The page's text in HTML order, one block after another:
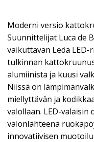
Moderni versio
Suunnittelijat Luca de
vaikuttavan Leda
tulkinnan
alumiinista ja kuusi
Niissä on
miellyttävän ja
valollaan. LED-
valonlähteenä
innovatiivisen